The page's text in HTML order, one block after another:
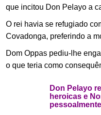
que incitou Don Pelayo a
O rei havia se refugiado
Covadonga, preferindo a
Dom Oppas pediu-lhe
o que teria como
Don Pelayo
heroicas e